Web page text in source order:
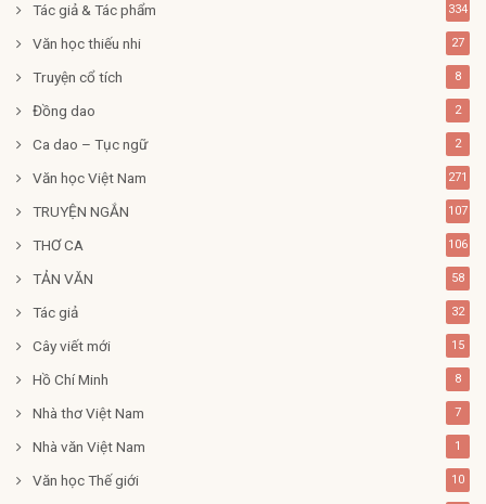
Tác giả & Tác phẩm 334
Văn học thiếu nhi 27
Truyện cổ tích 8
Đồng dao 2
Ca dao – Tục ngữ 2
Văn học Việt Nam 271
TRUYỆN NGẮN 107
THƠ CA 106
TẢN VĂN 58
Tác giả 32
Cây viết mới 15
Hồ Chí Minh 8
Nhà thơ Việt Nam 7
Nhà văn Việt Nam 1
Văn học Thế giới 10